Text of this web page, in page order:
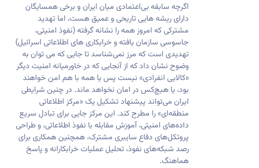
اگرچه سابقه بی‌اعتمادی میان ایران و برخی همسایگان
دارای ریشه هایی تاریحی و عمیق هست، اما تهدید
مشترکی که امروز همه را نشانه گرفته (نفوذ امنیتی،
جاسوسی سازمان ‌یافته و خرابکاری های اطلاعاتی اسرائیل)
تهدیدی است که مرز نمی‌شناسد تا جایی که می توان به
وضوح نشان داد که از آنجایی که در خاورمیانه امنیت دیگر
«کالایی انفرادی» نیست پس یا همه با هم امن خواهند
بود، یا هیچ‌کس در امان نخواهد ماند. در چنین شرایطی
ایران می‌تواند پیشنهاد تشکیل یک «مرکز اطلاعاتی
منطقه‌ای» را مطرح کند. این مرکز جایی برای تبادل سریع
داده‌های امنیتی، آموزش مقابله با نفوذ اطلاعاتی، و طراحی
پروتکل‌های دفاع سایبری مشترک، همچنین همکاری برای
رصد شبکه‌های نفوذ، تحلیل عملیات خرابکارانه و پاسخ
هماهنگ.